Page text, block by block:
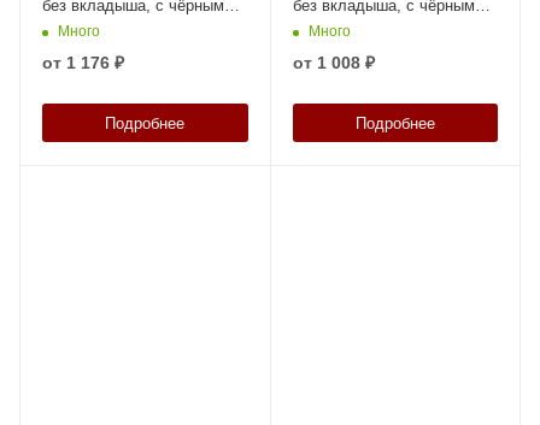
без вкладыша, с чёрными
ручками, код: 38438
Много
от 1 176 ₽
Подробнее
без вкладыша, с чёрными
ручками, код: 38437
Много
от 1 008 ₽
Подробнее